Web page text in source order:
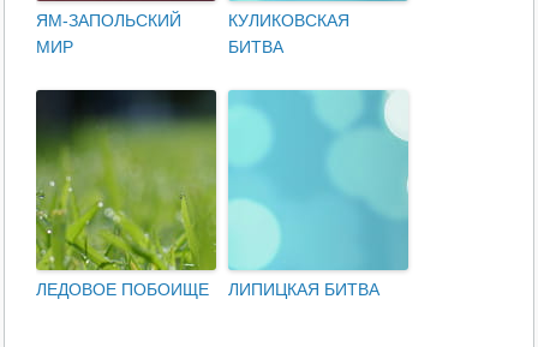
ЯМ-ЗАПОЛЬСКИЙ
МИР
КУЛИКОВСКАЯ
БИТВА
ЛЕДОВОЕ ПОБОИЩЕ ЛИПИЦКАЯ БИТВА